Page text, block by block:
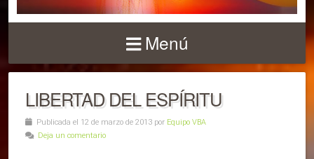
Menú
LIBERTAD DEL ESPÍRITU
Publicada el 12 de marzo de 2013 por Equipo VBA
Deja un comentario